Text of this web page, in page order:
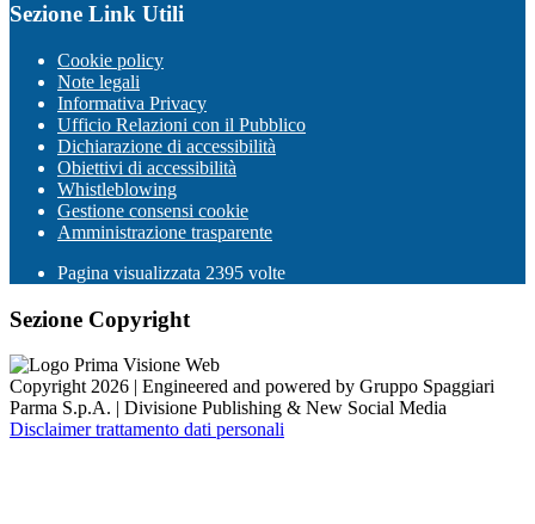
Sezione Link Utili
Cookie policy
Note legali
Informativa Privacy
Ufficio Relazioni con il Pubblico
Dichiarazione di accessibilità
Obiettivi di accessibilità
Whistleblowing
Gestione consensi cookie
Amministrazione trasparente
Pagina visualizzata 2395 volte
Sezione Copyright
Copyright 2026 | Engineered and powered by Gruppo Spaggiari
Parma S.p.A. | Divisione Publishing & New Social Media
Disclaimer trattamento dati personali